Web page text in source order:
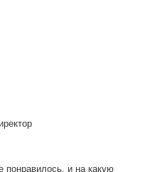
понравилось, и на какую